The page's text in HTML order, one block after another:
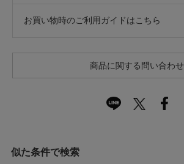
お買い物時のご利用ガイドはこちら
商品に関する問い合わせ
似た条件で検索